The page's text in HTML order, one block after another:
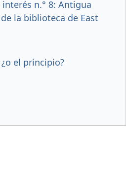
interés n.° 8: Antigua
la biblioteca de East
el principio?